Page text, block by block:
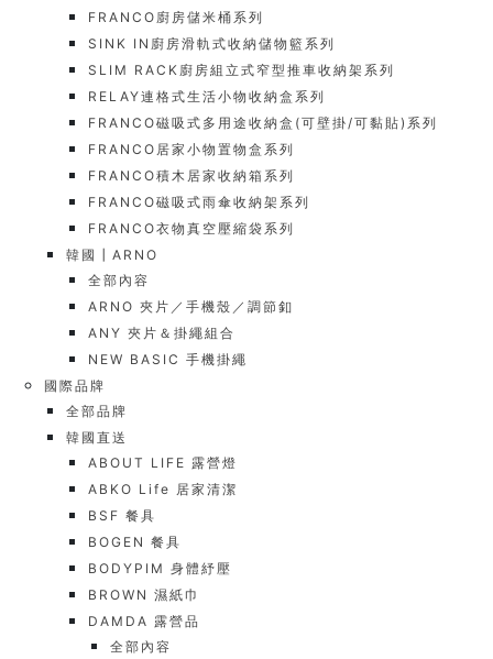
FRANCO廚房儲米桶系列
SINK IN廚房滑軌式收納儲物籃系列
SLIM RACK廚房組立式窄型推車收納架系列
RELAY連格式生活小物收納盒系列
FRANCO磁吸式多用途收納盒(可壁掛/可黏貼)系列
FRANCO居家小物置物盒系列
FRANCO積木居家收納箱系列
FRANCO磁吸式雨傘收納架系列
FRANCO衣物真空壓縮袋系列
韓國┃ARNO
全部內容
ARNO 夾片／手機殼／調節釦
ANY 夾片＆掛繩組合
NEW BASIC 手機掛繩
國際品牌
全部品牌
韓國直送
ABOUT LIFE 露營燈
ABKO Life 居家清潔
BSF 餐具
BOGEN 餐具
BODYPIM 身體紓壓
BROWN 濕紙巾
DAMDA 露營品
全部內容